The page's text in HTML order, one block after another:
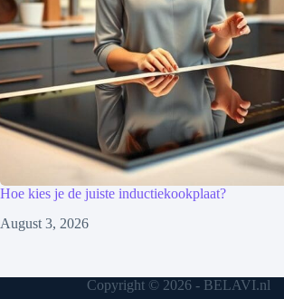
Hoe kies je de juiste inductiekookplaat?
August 3, 2026
Copyright © 2026 - BELAVI.nl